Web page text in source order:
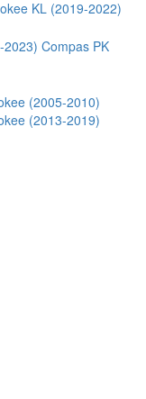
KL (2019-2022)
2023) Compas PK
(2005-2010)
(2013-2019)